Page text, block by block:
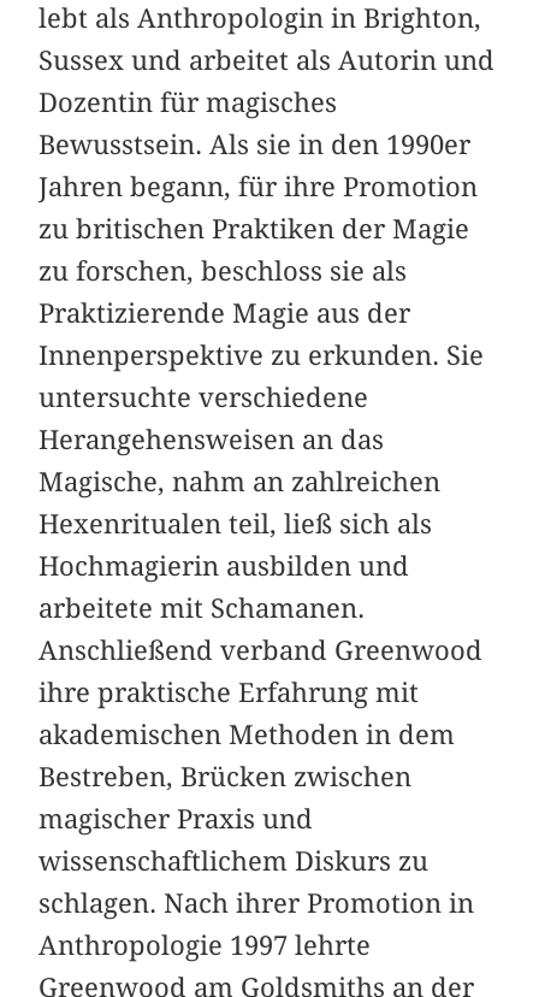
lebt als Anthropologin in Brighton,
Sussex und arbeitet als Autorin und
Dozentin für magisches
Bewusstsein. Als sie in den 1990er
Jahren begann, für ihre Promotion
zu britischen Praktiken der Magie
zu forschen, beschloss sie als
Praktizierende Magie aus der
Innenperspektive zu erkunden. Sie
untersuchte verschiedene
Herangehensweisen an das
Magische, nahm an zahlreichen
Hexenritualen teil, ließ sich als
Hochmagierin ausbilden und
arbeitete mit Schamanen.
Anschließend verband Greenwood
ihre praktische Erfahrung mit
akademischen Methoden in dem
Bestreben, Brücken zwischen
magischer Praxis und
wissenschaftlichem Diskurs zu
schlagen. Nach ihrer Promotion in
Anthropologie 1997 lehrte
Greenwood am Goldsmiths an der